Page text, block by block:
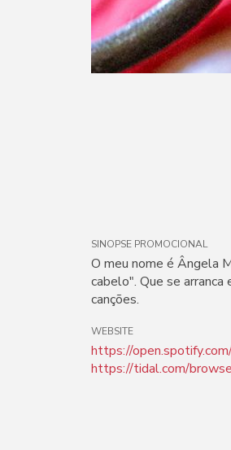
SINOPSE PROMOCIONAL
O meu nome é Ângela
cabelo". Que se arranca
canções.
WEBSITE
https://
https://tidal.com/